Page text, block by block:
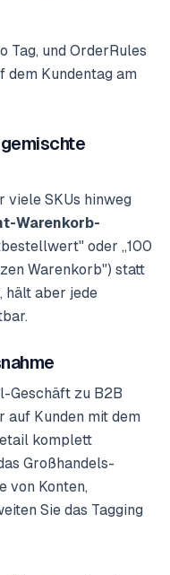
Tag, und OrderRules
dem Kundentag am
viele SKUs hinweg
Warenkorb-
oder „100
Warenkorb") statt
hält aber jede
Geschäft zu B2B
auf Kunden mit dem
komplett
Großhandels-
von Konten,
Sie das Tagging